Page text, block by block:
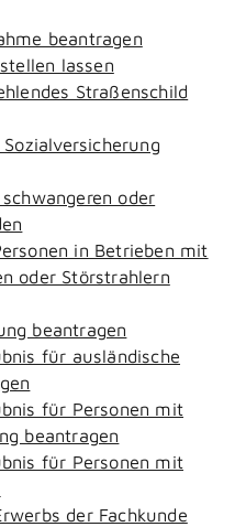
beantragen
lassen
Straßenschild
oder
in Betrieben mit
oder Störstrahlern
beantragen
für ausländische
für Personen mit
beantragen
für Personen mit
der Fachkunde